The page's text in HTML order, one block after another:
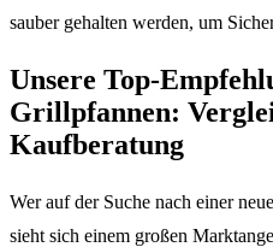
sauber gehalten werden, um
Unsere Top-
Grillpfannen:
Kaufberatung
Wer auf der Suche nach einer
sieht sich einem großen